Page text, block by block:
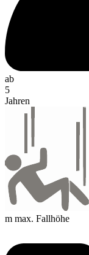
ab
5
Jahren
m max. Fallhöhe